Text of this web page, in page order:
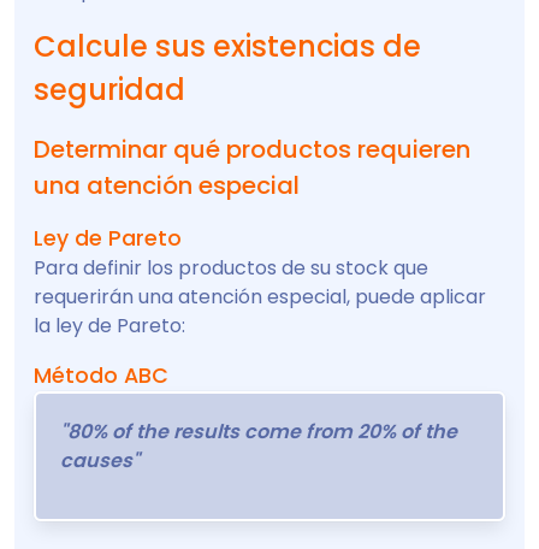
Calcule sus existencias de
seguridad
Determinar qué productos requieren
una atención especial
Ley de Pareto
Para definir los productos de su stock que
requerirán una atención especial, puede aplicar
la ley de Pareto:
Método ABC
"80% of the results come from 20% of the
causes"